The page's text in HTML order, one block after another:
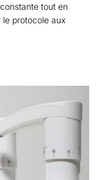
tout en
le protocole aux